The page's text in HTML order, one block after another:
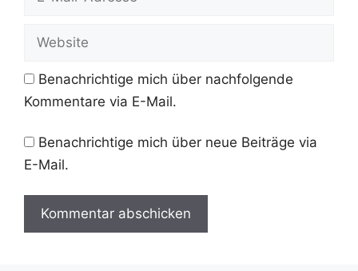
Website
Benachrichtige mich über nachfolgende
Kommentare via E-Mail.
Benachrichtige mich über neue Beiträge via
E-Mail.